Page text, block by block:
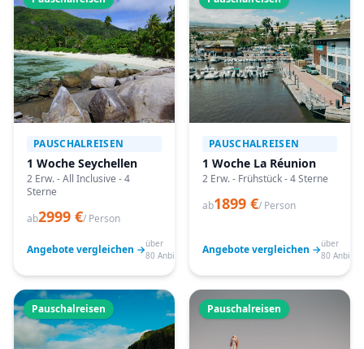
PAUSCHALREISEN
1 Woche Seychellen
2 Erw. - All Inclusive - 4
Sterne
ab2999 €/ Person
Angebote vergleichen →über
80 Anbieter
PAUSCHALREISEN
1 Woche La Réunion
2 Erw. - Frühstück - 4 Sterne
ab1899 €/ Person
Angebote vergleichen →über
80
Pauschalreisen Pauschalreisen